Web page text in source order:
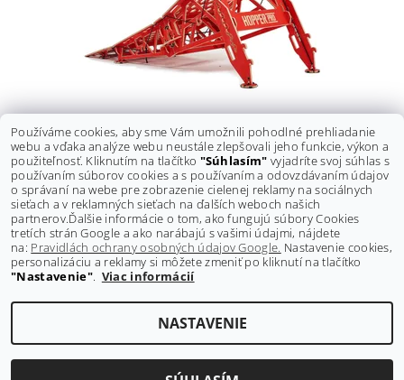
PRENOSNÁ RAMPA MTB HOPPER PRO
Pôvodne:850 €
Ušetríte:45,10 € (–5 %)
804,90 € DETAIL
Shoptet.sk
2026 ©GRAVITY-shop.sk, všetky práva vyhradenéUpraviť nastavenie cookies
Používáme cookies, aby sme Vám umožnili pohodlné prehliadanie
webu a vďaka analýze webu neustále zlepšovali jeho funkcie, výkon a
použiteľnosť. Kliknutím na tlačítko "Súhlasím" vyjadríte svoj súhlas s
používaním súborov cookies a s používaním a odovzdávaním údajov
o správaní na webe pre zobrazenie cielenej reklamy na sociálnych
sieťach a v reklamných sieťach na ďalších weboch našich
partnerov.Ďalšie informácie o tom, ako fungujú súbory Cookies
tretích strán Google a ako narábajú s vašimi údajmi, nájdete
na: Pravidlách ochrany osobných údajov Google. Nastavenie cookies,
personalizáciu a reklamy si môžete zmeniť po kliknutí na tlačítko
"Nastavenie". Viac informácií
NASTAVENIE